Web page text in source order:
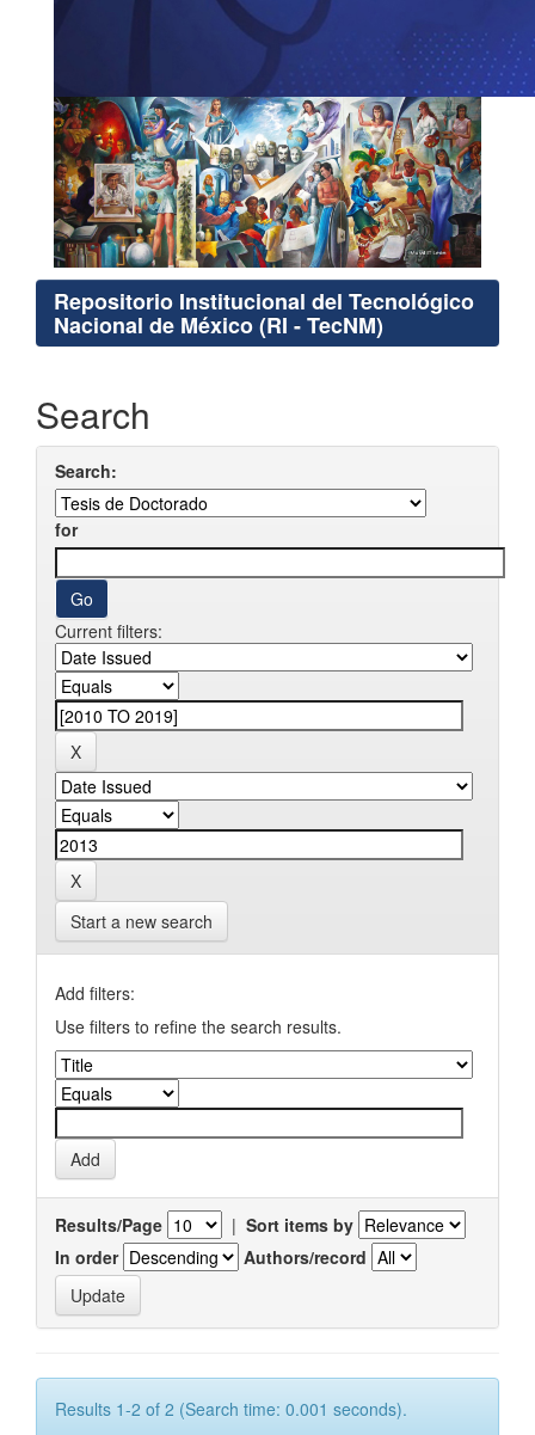
Repositorio Institucional del Tecnológico
Nacional de México (RI - TecNM)
Search
Search:
for
Current filters:
Start a new search
Add filters:
Use filters to refine the search results.
Results/Page | Sort items by
In order
Authors/record
Results 1-2 of 2 (Search time: 0.001 seconds).